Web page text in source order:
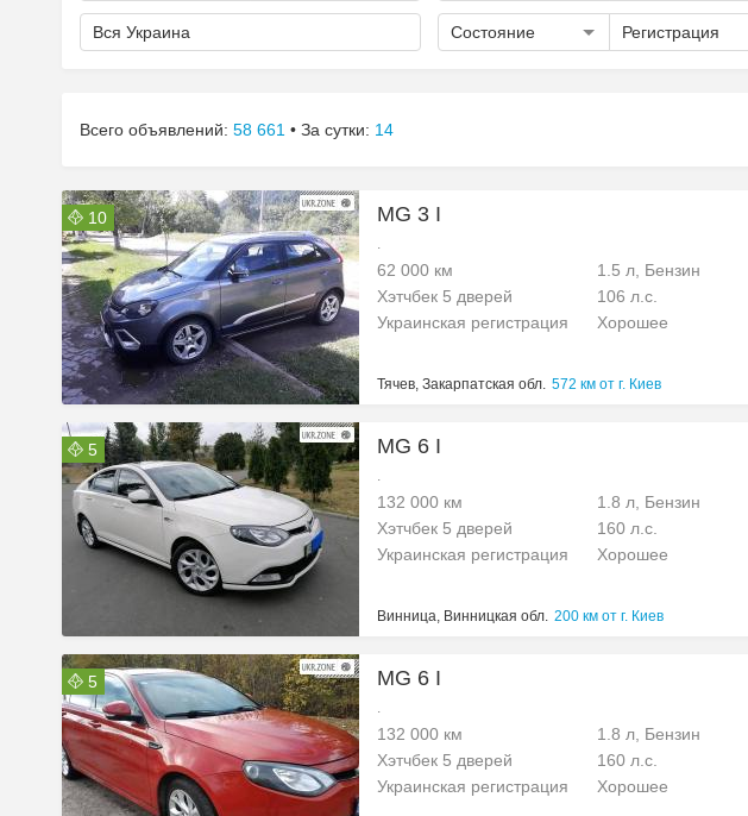
Вся Украина Состояние Регистрация
Всего объявлений: 58 661 • За сутки: 14
10 MG 3 I
.
62 000 км 1.5 л, Бензин
Хэтчбек 5 дверей
106 л.с.
Украинская регистрация
Хорошее
Тячев, Закарпатская обл. 572 км от г. Киев
5 MG 6 I
.
132 000 км 1.8 л, Бензин
Хэтчбек 5 дверей
160 л.с.
Украинская регистрация
Хорошее
Винница, Винницкая обл. 200 км от г. Киев
5 MG 6 I
.
132 000 км 1.8 л, Бензин
Хэтчбек 5 дверей
160 л.с.
Украинская регистрация
Хорошее